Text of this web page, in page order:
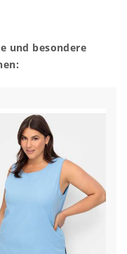
und besondere